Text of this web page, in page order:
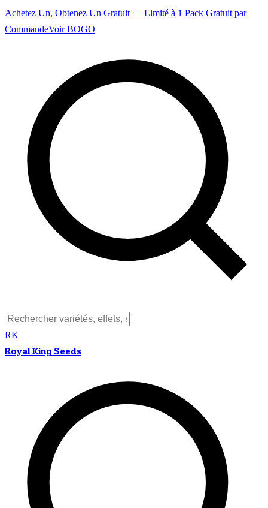
Achetez Un, Obtenez Un Gratuit — Limité à 1 Pack Gratuit par
CommandeVoir BOGO
RK
Royal King Seeds